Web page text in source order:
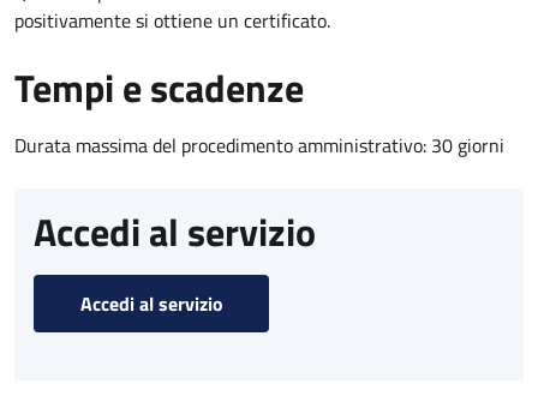
positivamente si ottiene un certificato.
Tempi e scadenze
Durata massima del procedimento amministrativo: 30 giorni
Accedi al servizio
Accedi al servizio